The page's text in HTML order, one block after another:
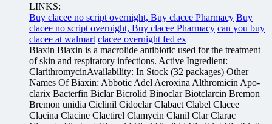
LINKS:
Buy clacee no script overnight, Buy clacee Pharmacy Buy
clacee no script overnight, Buy clacee Pharmacy can you buy
clacee at walmart clacee overnight fed ex
Biaxin Biaxin is a macrolide antibiotic used for the treatment
of skin and respiratory infections. Active Ingredient:
ClarithromycinAvailability: In Stock (32 packages) Other
Names Of Biaxin: Abbotic Adel Aeroxina Althromicin Apo-
clarix Bacterfin Biclar Bicrolid Binoclar Biotclarcin Bremon
Bremon unidia Ciclinil Cidoclar Clabact Clabel Clacee
Clacina Clacine Clactirel Clamycin Clanil Clar Clarac